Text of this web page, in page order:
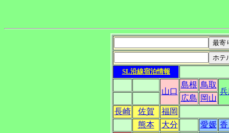
SL沿線宿泊情報
山口
島根 鳥取
広島 岡山
長崎
佐賀
福岡
熊本
大分 愛媛